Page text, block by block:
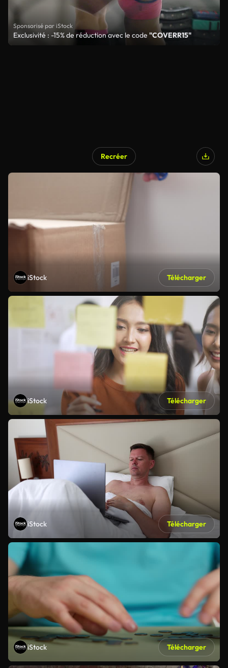
Sponsorisé par iStock
Exclusivité : -15% de réduction avec le code "COVERR15"
Recréer
iStock Télécharger
iStock Télécharger
iStock Télécharger
iStock Télécharger